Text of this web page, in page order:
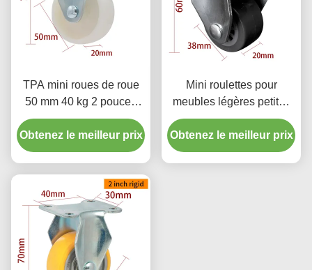
TPA mini roues de roue
50 mm 40 kg 2 pouces
roues rigides 262P-23
Obtenez le meilleur prix
Mini roulettes pour
meubles légères petites
roulettes pivotantes de
1,5 pouce 38 mm
Obtenez le meilleur prix